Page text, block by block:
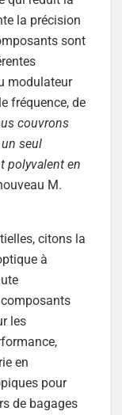
la précision
sont
modulateur
fréquence, de
couvrons
seul
polyvalent en
M.
citons la
à
les
en
pour
de bagages